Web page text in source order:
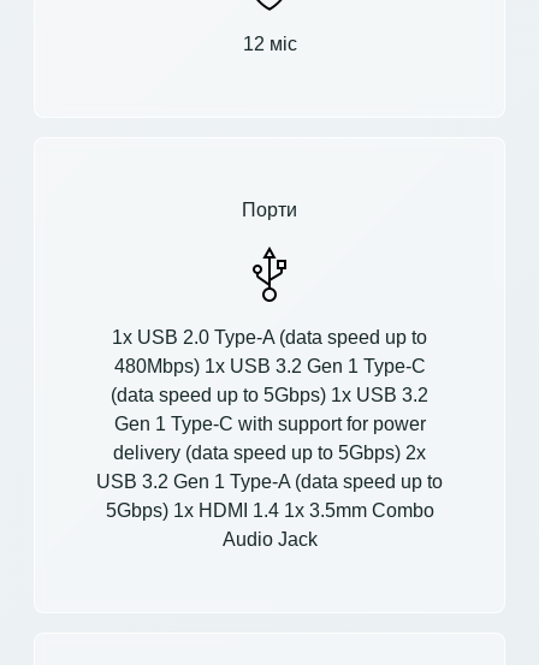
12 міс
Порти
1x USB 2.0 Type-A (data speed up to
480Mbps) 1x USB 3.2 Gen 1 Type-C
(data speed up to 5Gbps) 1x USB 3.2
Gen 1 Type-C with support for power
delivery (data speed up to 5Gbps) 2x
USB 3.2 Gen 1 Type-A (data speed up to
5Gbps) 1x HDMI 1.4 1x 3.5mm Combo
Audio Jack